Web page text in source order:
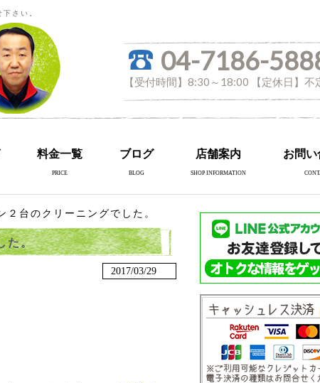
さい。
04-7186-
【受付時間】8:30～18:00 【定休日】不
料金一覧
PRICE
ブログ
BLOG
店舗案内
SHOP INFORMATION
お問
２台のクリーニングでした。
た。
2017/03/29